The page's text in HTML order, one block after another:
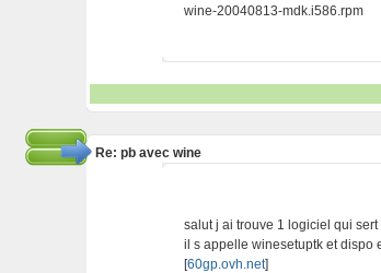
wine-20040813-mdk.i586.rpm
Re: pb avec wine
salut j ai trouve 1 logiciel qui
il s appelle winesetuptk et dispo
[60gp.ovh.net]